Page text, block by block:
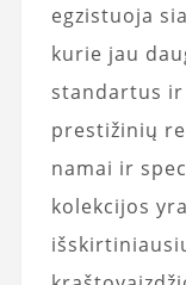
egzistuoja
kurie jau
standartus
prestižinių
namai ir
kolekcijos